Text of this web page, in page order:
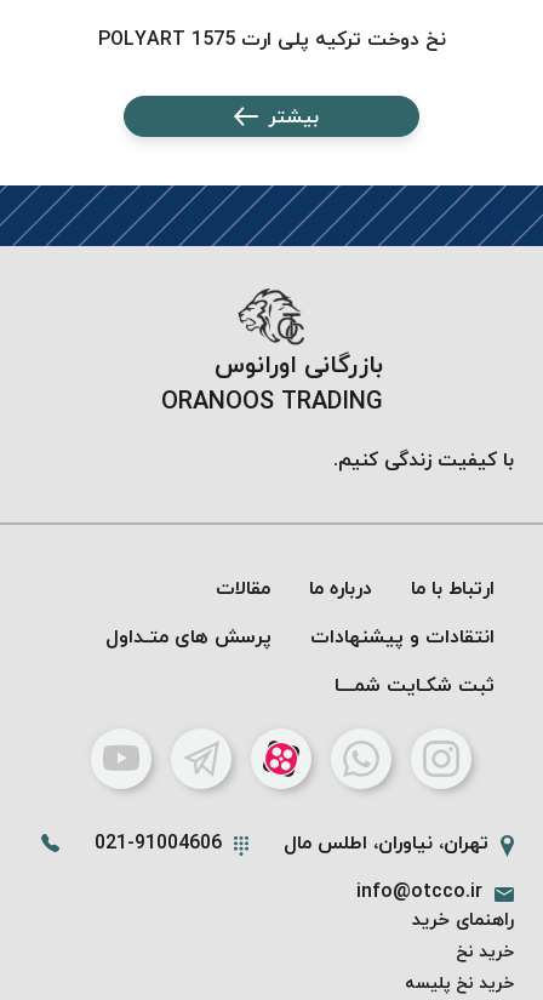
نخ دوخت ترکیه پلی ارت 1575 POLYART
بیشتر
بازرگانی اورانوس
ORANOOS TRADING
با کیفیت زندگی کنیم.
ارتباط با ما درباره ما
مقالات
انتقادات و پیشنهادات
پرسش های متـداول
ثبت شکـایت شمـــا
تهران، نیاوران، اطلس مال
021-91004606
info@otcco.ir
راهنمای خرید
خرید نخ
خرید نخ پلیسه